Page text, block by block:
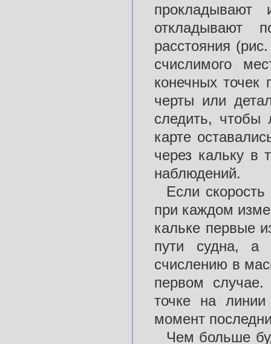
откладывают
расстояния
счислимого
конечных точек
черты или
следить, чтобы
карте
через кальку в
наблюдений.
Если
при каждом
кальке первые
пути судна, а
счислению в
первом
точке на
момент
Чем больше